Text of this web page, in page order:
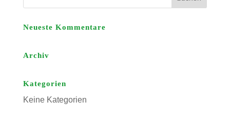
Neueste Kommentare
Archiv
Kategorien
Keine Kategorien